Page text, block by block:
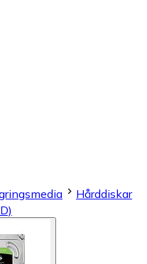
Hårddiskar